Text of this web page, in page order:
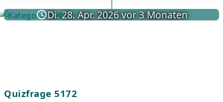
Di. 28. Apr. 2026 vor 3 Monaten
Quizfrage 5172